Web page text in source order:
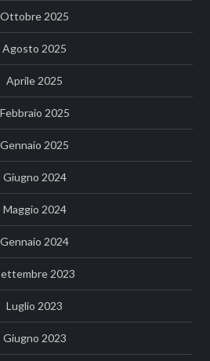
Ottobre 2025
Agosto 2025
Aprile 2025
Febbraio 2025
Gennaio 2025
Giugno 2024
Maggio 2024
Gennaio 2024
2023
Luglio 2023
Giugno 2023